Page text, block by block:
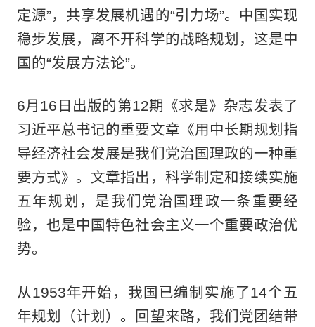
定源”，共享发展机遇的“引力场”。中国实现
稳步发展，离不开科学的战略规划，这是中
国的“发展方法论”。
6月16日出版的第12期《求是》杂志发表了
习近平总书记的重要文章《用中长期规划指
导经济社会发展是我们党治国理政的一种重
要方式》。文章指出，科学制定和接续实施
五年规划，是我们党治国理政一条重要经
验，也是中国特色社会主义一个重要政治优
势。
从1953年开始，我国已编制实施了14个五
年规划（计划）。回望来路，我们党团结带